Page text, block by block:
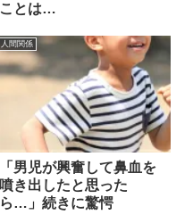
ことは…
人間関係
「男児が興奮して鼻血を
噴き出したと思った
ら…」続きに驚愕